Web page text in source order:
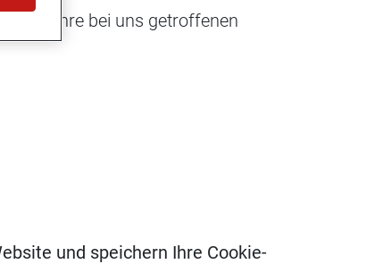
Ihre bei uns getroffenen
und speichern Ihre Cookie-